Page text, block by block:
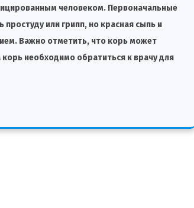
человеком. Первоначальные
или грипп, но красная сыпь и
Важно отметить, что корь может
необходимо обратиться к врачу для